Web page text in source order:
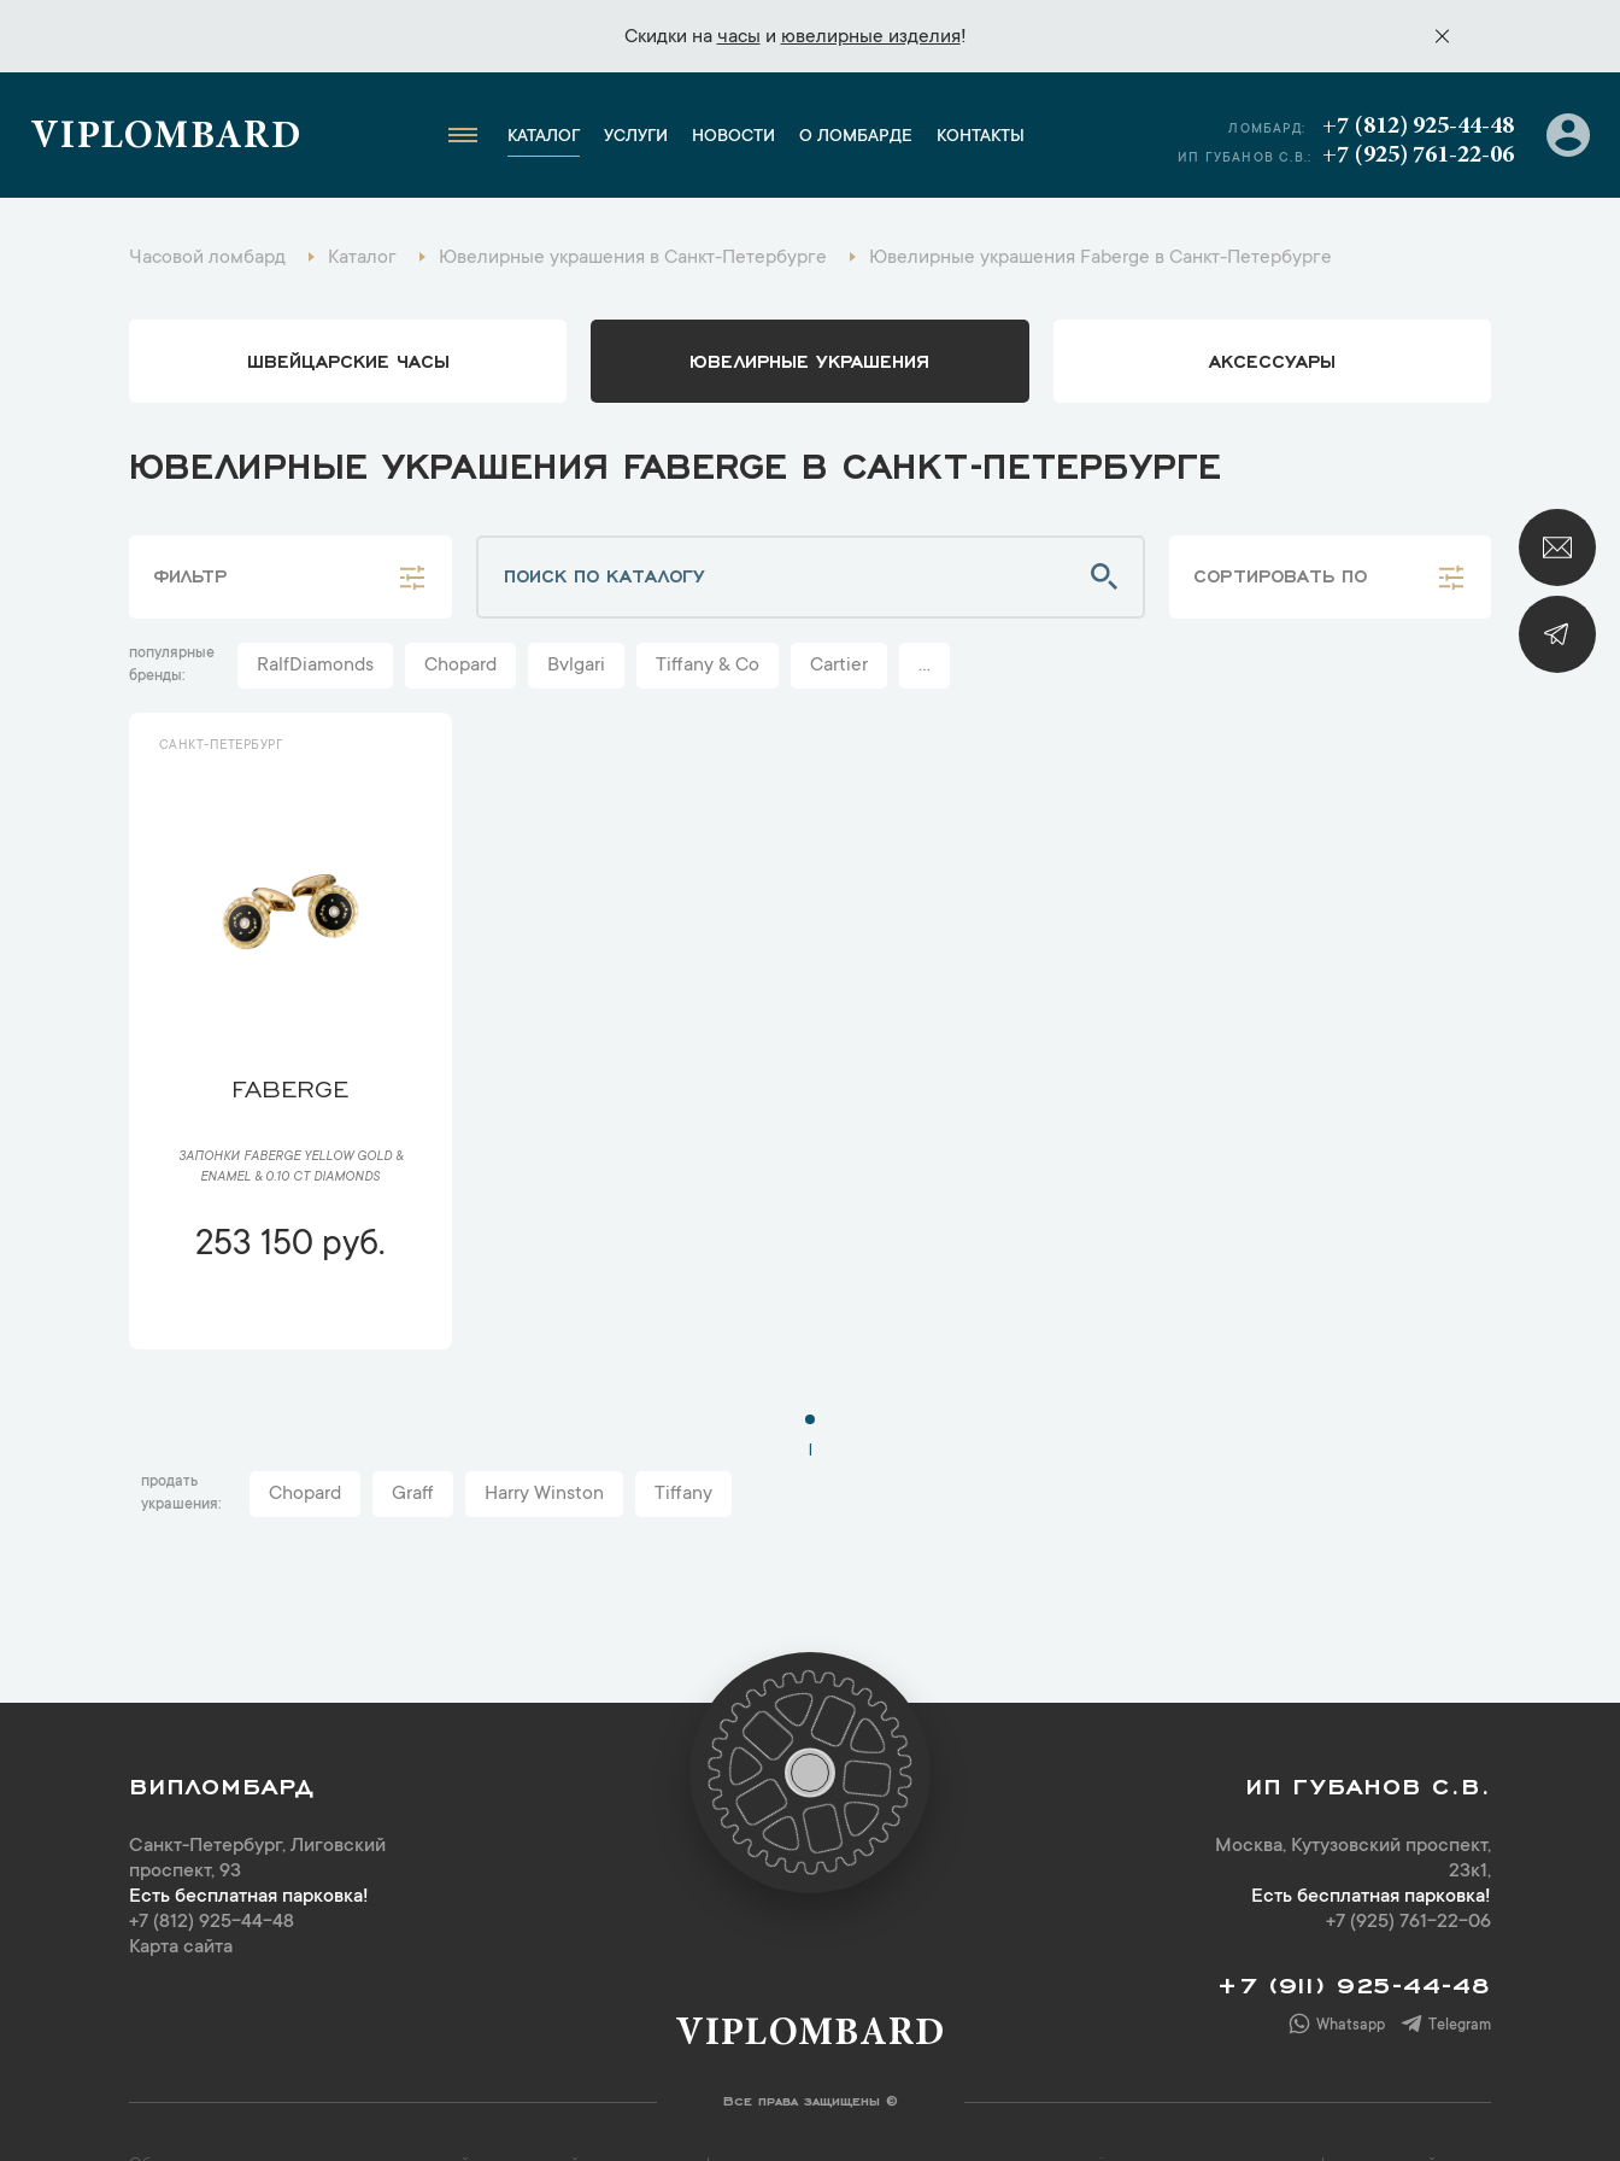
Скидки на часы и ювелирные изделия!
Скидки на часы и ювелирные изделия!
VIPLOMBARD КАТАЛОГ УСЛУГИ НОВОСТИ О ЛОМБАРДЕ КОНТАКТЫ ЛОМБАРД: +7 (812) 925-44-48
ИП ГУБАНОВ С.В.: +7 (925) 761-22-06
Часовой ломбард Каталог Ювелирные украшения в Санкт-Петербурге Ювелирные украшения Faberge в Санкт-Петербурге
ШВЕЙЦАРСКИЕ ЧАСЫ ЮВЕЛИРНЫЕ УКРАШЕНИЯ АКСЕССУАРЫ
ЮВЕЛИРНЫЕ УКРАШЕНИЯ FABERGE В САНКТ-ПЕТЕРБУРГЕ
ФИЛЬТР СОРТИРОВАТЬ ПО
популярные
бренды
RalfDiamonds Chopard Bvlgari Tiffany & Co Cartier ...
САНКТ-ПЕТЕРБУРГ
FABERGE
ЗАПОНКИ FABERGE YELLOW GOLD &
ENAMEL & 0.10 CT DIAMONDS
253 150 руб.
1
продать
украшения
Chopard Graff Harry Winston Tiffany
ВИПЛОМБАРД
Санкт-Петербург, Лиговский
проспект, 93
Есть бесплатная парковка!
+7 (812) 925-44-48
Карта сайта
ИП ГУБАНОВ С.В.
Москва, Кутузовский проспект,
23к1,
Есть бесплатная парковка!
+7 (925) 761-22-06
+7 (911) 925-44-48
Whatsapp Telegram
VIPLOMBARD
Все права защищены ©